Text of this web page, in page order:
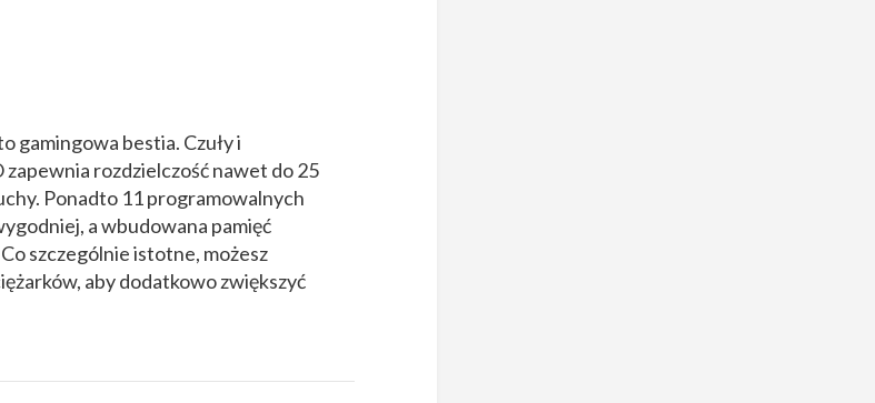
gamingowa bestia. Czuły i
rozdzielczość nawet do 25
Ponadto 11 programowalnych
a wbudowana pamięć
szczególnie istotne, możesz
aby dodatkowo zwiększyć